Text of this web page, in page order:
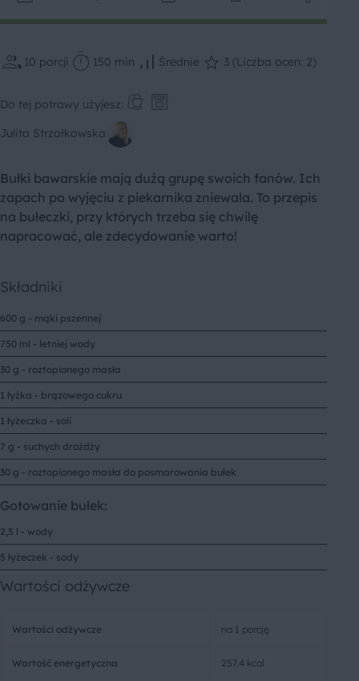
10 porcji 150 min Średnie 3 (Liczba ocen: 2)
Do tej potrawy użyjesz:
Julita Strzałkowska
Bułki bawarskie mają dużą grupę swoich fanów. Ich
zapach po wyjęciu z piekarnika zniewala. To przepis
na bułeczki, przy których trzeba się chwilę
napracować, ale zdecydowanie warto!
Składniki
600 g - mąki pszennej
750 ml - letniej wody
30 g - roztopionego masła
1 łyżka - brązowego cukru
1 łyżeczka - soli
7 g - suchych drożdży
30 g - roztopionego masła do posmarowania bułek
Gotowanie bułek:
2,5 l - wody
5 łyżeczek - sody
Wartości odżywcze
Wartości odżywcze na 1 porcję
Wartość energetyczna 257.4 kcal